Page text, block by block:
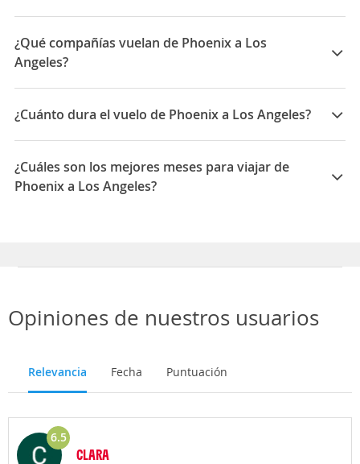
¿Qué compañías vuelan de Phoenix a Los
Angeles?
Las compañías que vuelan de Phoenix a Los Angeles
son: American Airlines, United Airlines, Delta
¿Cuánto dura el vuelo de Phoenix a Los Angeles?
La duración media para viajar entre Phoenix y Los
Angeles es 01:30
¿Cuáles son los mejores meses para viajar de
Phoenix a Los Angeles?
Opiniones de nuestros usuarios
Relevancia Fecha Puntuación
6.5
CLARA